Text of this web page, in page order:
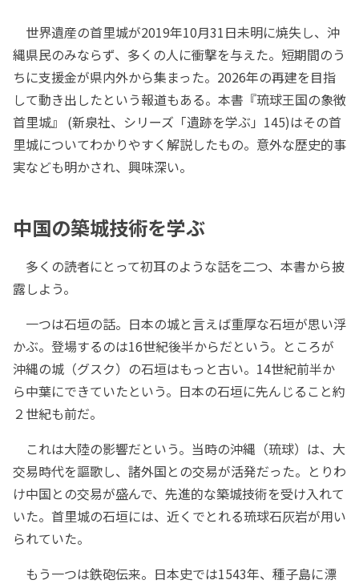
世界遺産の首里城が2019年10月31日未明に焼失し、沖
縄県民のみならず、多くの人に衝撃を与えた。短期間のう
ちに支援金が県内外から集まった。2026年の再建を目指
して動き出したという報道もある。本書『琉球王国の象徴
首里城』 (新泉社、シリーズ「遺跡を学ぶ」145)はその首
里城についてわかりやすく解説したもの。意外な歴史的事
実なども明かされ、興味深い。
中国の築城技術を学ぶ
多くの読者にとって初耳のような話を二つ、本書から披
露しよう。
一つは石垣の話。日本の城と言えば重厚な石垣が思い浮
かぶ。登場するのは16世紀後半からだという。ところが
沖縄の城（グスク）の石垣はもっと古い。14世紀前半か
ら中葉にできていたという。日本の石垣に先んじること約
２世紀も前だ。
これは大陸の影響だという。当時の沖縄（琉球）は、大
交易時代を謳歌し、諸外国との交易が活発だった。とりわ
け中国との交易が盛んで、先進的な築城技術を受け入れて
いた。首里城の石垣には、近くでとれる琉球石灰岩が用い
られていた。
もう一つは鉄砲伝来。日本史では1543年、種子島に漂